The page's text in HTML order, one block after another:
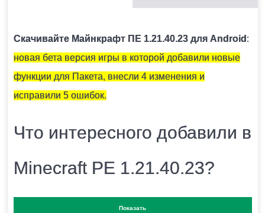
Скачивайте Майнкрафт ПЕ 1.21.40.23 для Android :
новая бета версия игры в которой добавили новые
функции для Пакета, внесли 4 изменения и
исправили 5 ошибок.
Что интересного добавили в
Minecraft PE 1.21.40.23?
Разработчики выпустилиновую бета версию игры
Показать
ЧЕМ ОТКАПЫВАТЬ ПОДОЗРИТЕЛЬНЫЙ ПЕСОК?